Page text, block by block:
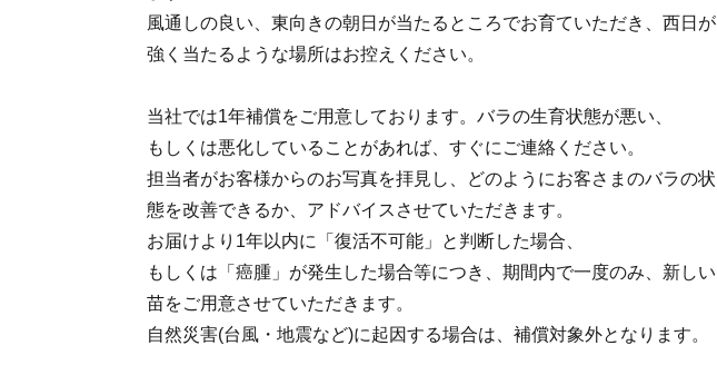
風通しの良い、東向きの朝日が当たるところでお育ていただき、西日が
強く当たるような場所はお控えください。
当社では1年補償をご用意しております。バラの生育状態が悪い、
もしくは悪化していることがあれば、すぐにご連絡ください。
担当者がお客様からのお写真を拝見し、どのようにお客さまのバラの状
態を改善できるか、アドバイスさせていただきます。
お届けより1年以内に「復活不可能」と判断した場合、
もしくは「癌腫」が発生した場合等につき、期間内で一度のみ、新しい
苗をご用意させていただきます。
自然災害(台風・地震など)に起因する場合は、補償対象外となります。